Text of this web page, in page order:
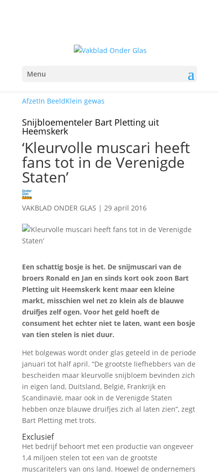
Menu
AfzetIn BeeldKlein gewas
Snijbloementeler Bart Pletting uit
Heemskerk
‘Kleurvolle muscari heeft
fans tot in de Verenigde
Staten’
VAKBLAD ONDER GLAS | 29 april 2016
Een schattig bosje is het. De snijmuscari van de
broers Ronald en Jan en sinds kort ook zoon Bart
Pletting uit Heemskerk kent maar een kleine
markt, misschien wel net zo klein als de blauwe
druifjes zelf ogen. Voor het geld hoeft de
consument het echter niet te laten, want een bosje
van tien stelen is niet duur.
Het bolgewas wordt onder glas geteeld in de periode
januari tot half april. “De grootste liefhebbers van de
bescheiden maar kleurvolle snijbloem bevinden zich
in eigen land, Duitsland, België, Frankrijk en
Scandinavië, maar ook in de Verenigde Staten
hebben onze blauwe druifjes zich al laten zien”, zegt
Bart Pletting met trots.
Exclusief
Het bedrijf behoort met een productie van ongeveer
1,4 miljoen stelen tot een van de grootste
muscaritelers van ons land. Hoewel de ondernemers